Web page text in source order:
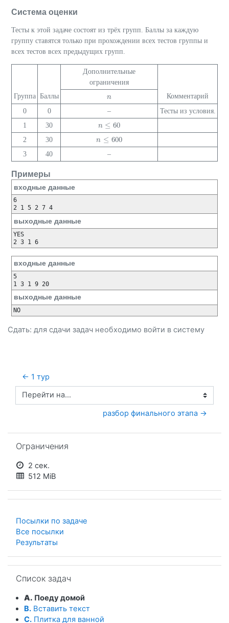
Система оценки
Тесты к этой задаче состоят из трёх групп. Баллы за каждую
группу ставятся только при прохождении всех тестов группы и
всех тестов всех предыдущих групп.
Дополнительные
ограничения
Группа Баллы n
n
Комментарий
0
0 –
Тесты из условия.
1
30 n ≤ 60
n≤60
2
30 n ≤ 600
n≤600
3
40 –
Примеры
входные данные
6
2 1 5 2 7 4
выходные данные
YES
2 3 1 6
входные данные
5
1 3 1 9 20
выходные данные
NO
Сдать: для сдачи задач необходимо войти в систему
← 1 тур
Перейти на...
разбор финального этапа →
Ограничения
2 сек.
512 MiB
Посылки по задаче
Все посылки
Результаты
Список задач
A. Поеду домой
B. Вставить текст
C. Плитка для ванной